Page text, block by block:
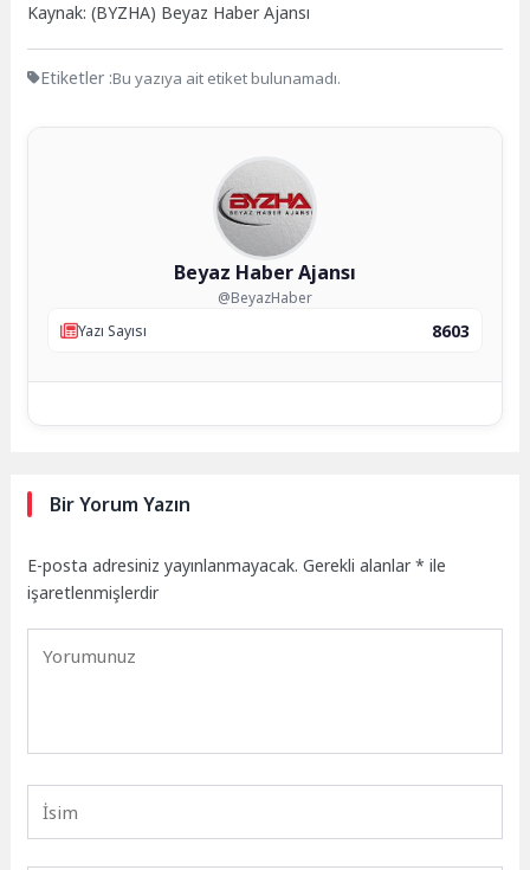
Kaynak: (BYZHA) Beyaz Haber Ajansı
Etiketler :Bu yazıya ait etiket bulunamadı.
Beyaz Haber Ajansı
@BeyazHaber
Yazı Sayısı
8603
Bir Yorum Yazın
E-posta adresiniz yayınlanmayacak. Gerekli alanlar* ile
işaretlenmişlerdir